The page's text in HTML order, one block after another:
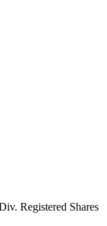
Registered Shares